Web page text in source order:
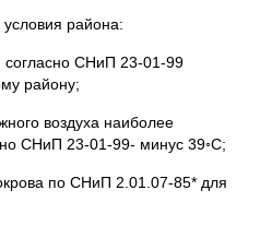
района:
СНиП 23-01-99
району;
воздуха наиболее
СНиП 23-01-99- минус 39◦С;
по СНиП 2.01.07-85* для